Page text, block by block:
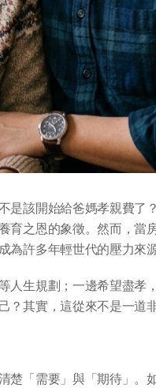
是該開始給爸媽孝親費了
育之恩的象徵。然而，當
許多年輕世代的壓力來源
人生規劃；一邊希望盡孝
其實，這從來不是一道
楚「需要」與「期待」。